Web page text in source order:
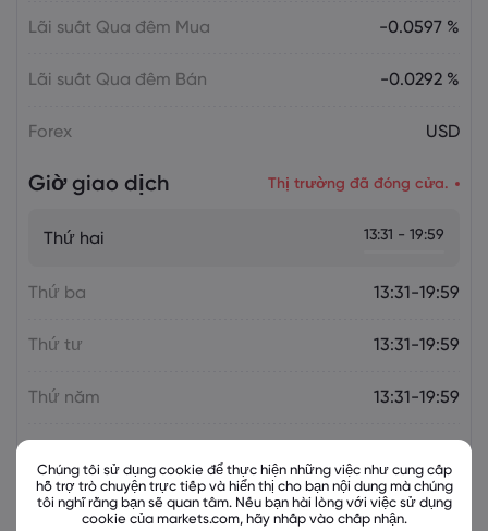
Lãi suất Qua đêm Mua -0.0597 %
Lãi suất Qua đêm Bán -0.0292 %
Forex USD
Giờ giao dịch Thị trường đã đóng cửa.
Thứ hai 13:31 - 19:59
Thứ ba 13:31-19:59
Thứ tư 13:31-19:59
Thứ năm 13:31-19:59
Chúng tôi sử dụng cookie để thực hiện những việc như cung cấp
hỗ trợ trò chuyện trực tiếp và hiển thị cho bạn nội dung mà chúng
tôi nghĩ rằng bạn sẽ quan tâm. Nếu bạn hài lòng với việc sử dụng
cookie của markets.com, hãy nhấp vào chấp nhận.